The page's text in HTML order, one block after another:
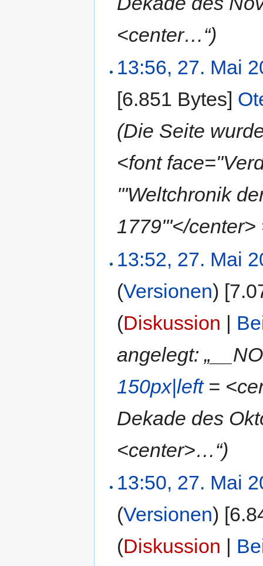
<center…“)
13:56, 27. Mai
[6.851 Bytes]
(Die Seite
<font
'''Weltchronik
1779'''</
13:52, 27. Mai
(Versionen)
(Diskussion |
angelegt:
150px|left=
Dekade des
<center>…“)
13:50, 27. Mai
(Versionen)
(Diskussion |